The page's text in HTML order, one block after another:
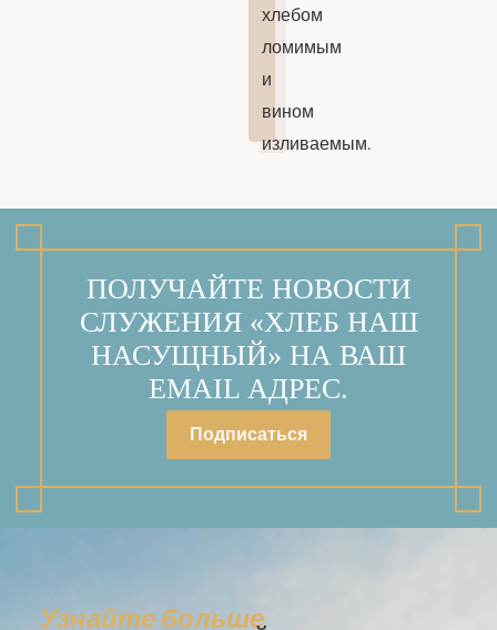
хлебом
ломимым
и
вином
изливаемым.
ПОЛУЧАЙТЕ НОВОСТИ
СЛУЖЕНИЯ «ХЛЕБ НАШ
НАСУЩНЫЙ» НА ВАШ
EMAIL АДРЕС.
Подписаться
Узнайте больше